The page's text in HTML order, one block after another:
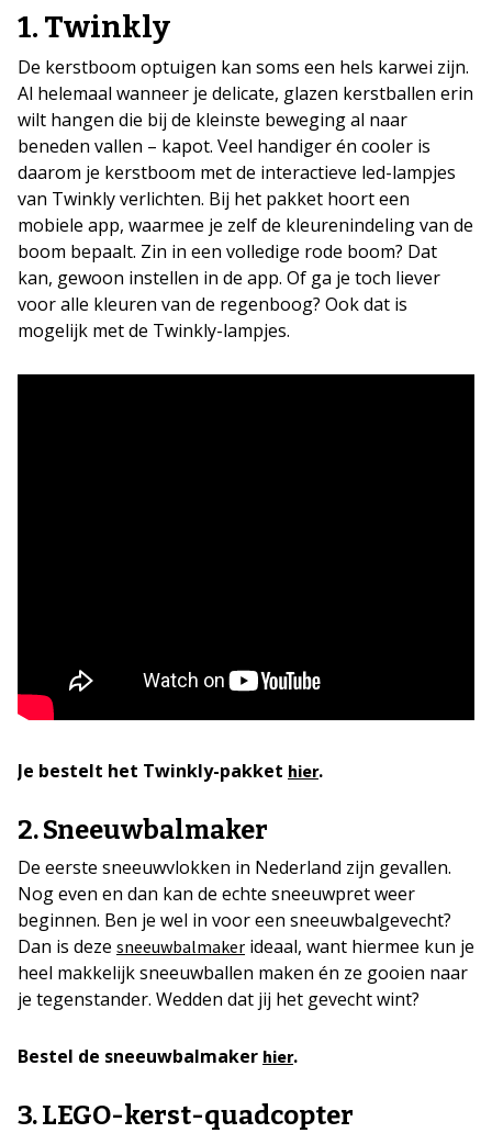
1. Twinkly
De kerstboom optuigen kan soms een hels karwei zijn.
Al helemaal wanneer je delicate, glazen kerstballen erin
wilt hangen die bij de kleinste beweging al naar
beneden vallen – kapot. Veel handiger én cooler is
daarom je kerstboom met de interactieve led-lampjes
van Twinkly verlichten. Bij het pakket hoort een
mobiele app, waarmee je zelf de kleurenindeling van de
boom bepaalt. Zin in een volledige rode boom? Dat
kan, gewoon instellen in de app. Of ga je toch liever
voor alle kleuren van de regenboog? Ook dat is
mogelijk met de Twinkly-lampjes.
Je bestelt het Twinkly-pakket hier.
2. Sneeuwbalmaker
De eerste sneeuwvlokken in Nederland zijn gevallen.
Nog even en dan kan de echte sneeuwpret weer
beginnen. Ben je wel in voor een sneeuwbalgevecht?
Dan is deze sneeuwbalmaker ideaal, want hiermee kun je
heel makkelijk sneeuwballen maken én ze gooien naar
je tegenstander. Wedden dat jij het gevecht wint?
Bestel de sneeuwbalmaker hier.
3. LEGO-kerst-quadcopter